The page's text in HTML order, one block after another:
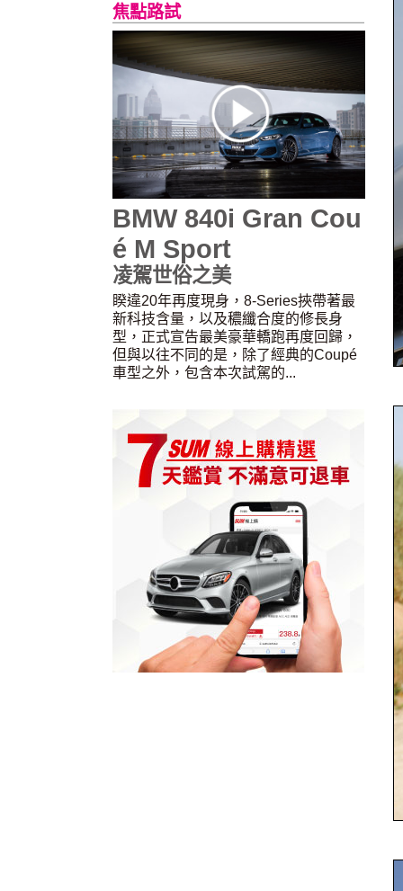
焦點路試
BMW 840i Gran Cou
é M Sport
凌駕世俗之美
睽違20年再度現身，8-Series挾帶著最
新科技含量，以及穠纖合度的修長身
型，正式宣告最美豪華轎跑再度回歸，
但與以往不同的是，除了經典的Coupé
車型之外，包含本次試駕的...